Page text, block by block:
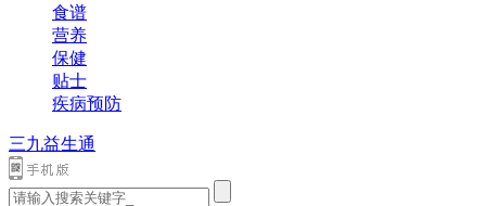
食谱
营养
保健
贴士
疾病预防
三九益生通